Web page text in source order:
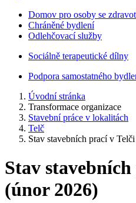
Domov pro osoby se
Chráněné bydlení
Odlehčovací služby
Sociálně terapeutické dílny
Podpora samostatného
Úvodní stránka
Transformace organizace
Stavební práce v lokalitách
Telč
Stav stavebních prací v
Stav
(únor 2026)